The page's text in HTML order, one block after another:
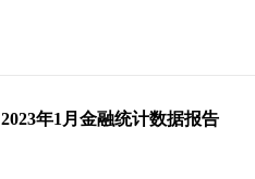
2023年1月金融统计数据报告